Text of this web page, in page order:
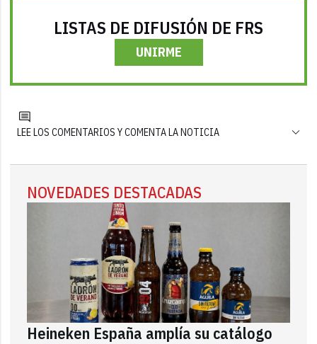
LISTAS DE DIFUSIÓN DE FRS
UNIRME
LEE LOS COMENTARIOS Y COMENTA LA NOTICIA
NOVEDADES DESTACADAS
Heineken España amplía su catálogo